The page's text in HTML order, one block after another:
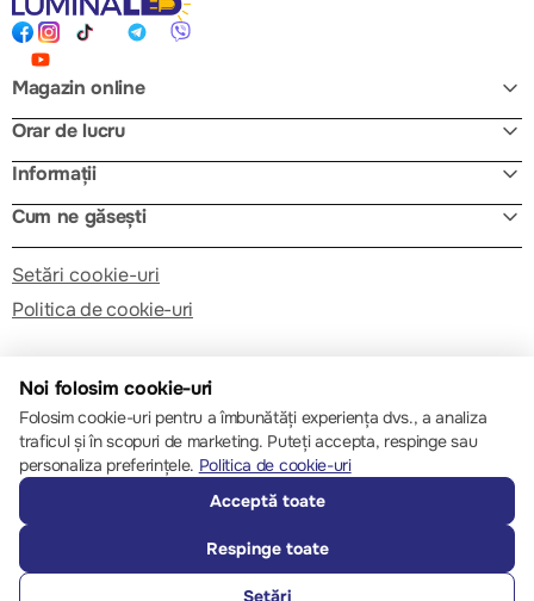
Magazin online
Orar de lucru
Informații
Cum ne găsești
Setări cookie-uri
Politica de cookie-uri
© 2013 – 2026 ECOM
Noi folosim cookie-uri
Folosim cookie-uri pentru a îmbunătăți experiența dvs., a analiza
traficul și în scopuri de marketing. Puteți accepta, respinge sau
personaliza preferințele. Politica de cookie-uri
Acceptă toate
Respinge toate
Setări